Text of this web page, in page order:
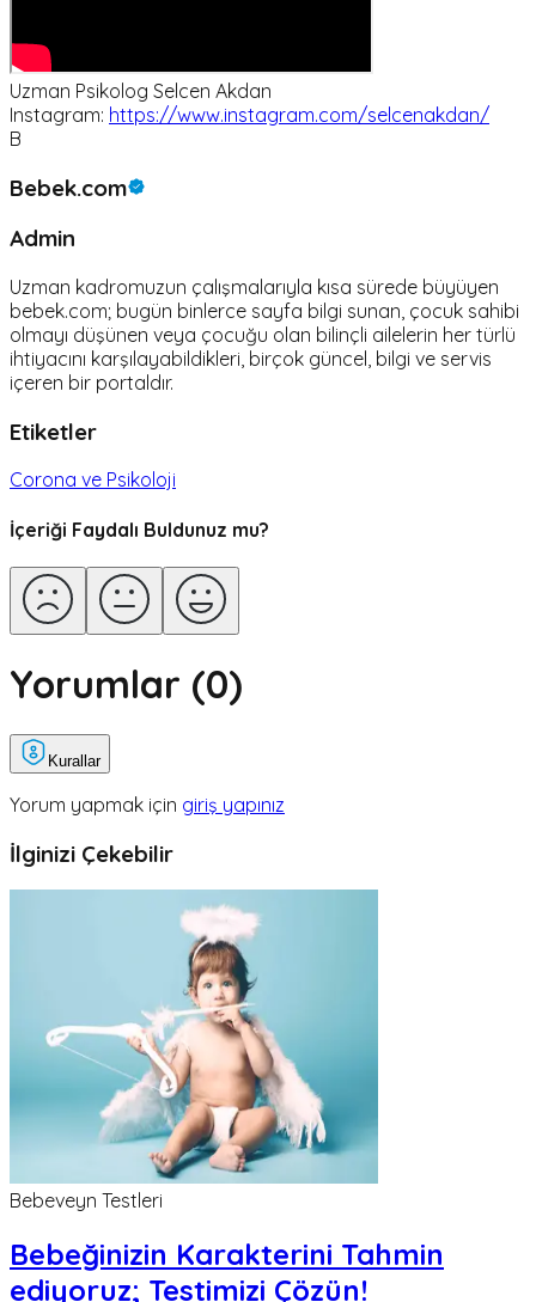
Uzman Psikolog Selcen Akdan
Instagram: https://www.instagram.com/selcenakdan/
B
Bebek.com
Admin
Uzman kadromuzun çalışmalarıyla kısa sürede büyüyen
bebek.com; bugün binlerce sayfa bilgi sunan, çocuk sahibi
olmayı düşünen veya çocuğu olan bilinçli ailelerin her türlü
ihtiyacını karşılayabildikleri, birçok güncel, bilgi ve servis
içeren bir portaldır.
Etiketler
Corona ve Psikoloji
İçeriği Faydalı Buldunuz mu?
Yorumlar (0)
Kurallar
Yorum yapmak için giriş yapınız
İlginizi Çekebilir
Bebeveyn Testleri
Bebeğinizin Karakterini Tahmin
ediyoruz; Testimizi Çözün!